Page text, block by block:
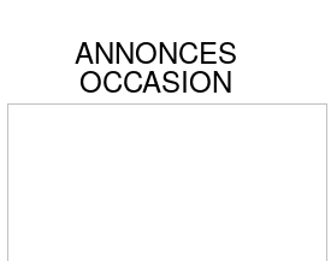
ANNONCES
OCCASION